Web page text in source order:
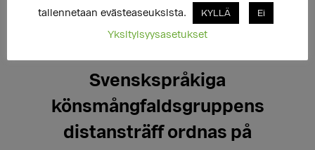
Svenskspråkiga
könsmångfaldsgruppens
distansträff ordnas på
tallennetaan evästeaseuksista. KYLLÄ Ei
Yksityisyysasetukset